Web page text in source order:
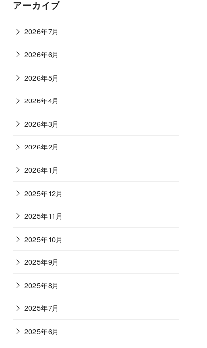
ゴ
ー
アーカイブ
2026年7月
2026年6月
2026年5月
2026年4月
2026年3月
2026年2月
2026年1月
2025年12月
2025年11月
2025年10月
2025年9月
2025年8月
2025年7月
2025年6月